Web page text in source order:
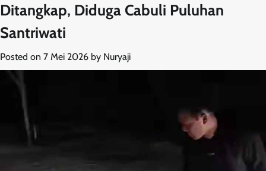
Ditangkap, Diduga Cabuli Puluhan
Santriwati
Posted on 7 Mei 2026 by Nuryaji